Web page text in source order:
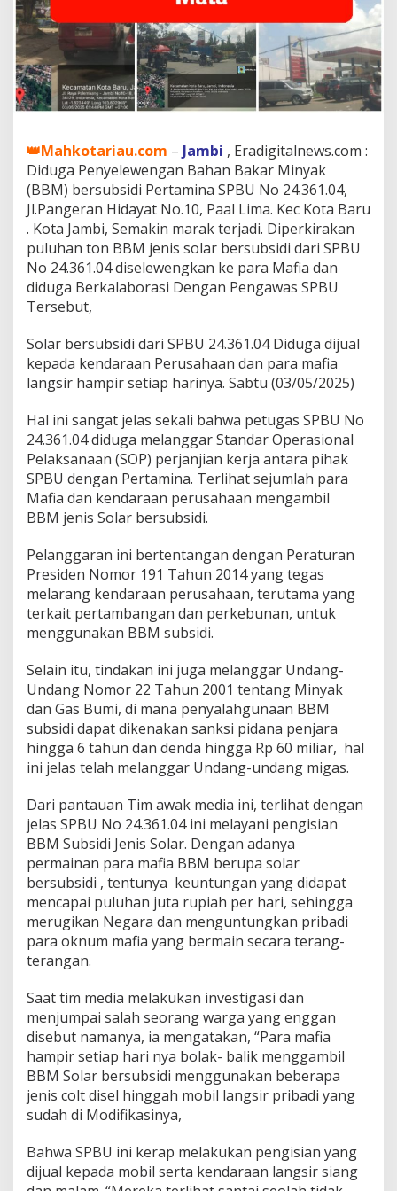
K
o
t
a
J
a
m
i
D
i
d
u
g
a
e
r
l
a
b
o
a
s
d
e
n
g
M
f
i
a
B
M
b
e
r
s
u
d
i
d
i
,
P
T
P
e
r
t
i
a
P
a
t
r
a
N
a
g
a
👑Mahkotariau.com – Jambi , Eradigitalnews.com :
Diduga Penyelewengan Bahan Bakar Minyak
(BBM) bersubsidi Pertamina SPBU No 24.361.04,
Jl.Pangeran Hidayat No.10, Paal Lima. Kec Kota Baru
. Kota Jambi, Semakin marak terjadi. Diperkirakan
puluhan ton BBM jenis solar bersubsidi dari SPBU
No 24.361.04 diselewengkan ke para Mafia dan
diduga Berkalaborasi Dengan Pengawas SPBU
Tersebut,
Solar bersubsidi dari SPBU 24.361.04 Diduga dijual
kepada kendaraan Perusahaan dan para mafia
langsir hampir setiap harinya. Sabtu (03/05/2025)
Hal ini sangat jelas sekali bahwa petugas SPBU No
24.361.04 diduga melanggar Standar Operasional
Pelaksanaan (SOP) perjanjian kerja antara pihak
SPBU dengan Pertamina. Terlihat sejumlah para
Mafia dan kendaraan perusahaan mengambil
BBM jenis Solar bersubsidi.
Pelanggaran ini bertentangan dengan Peraturan
Presiden Nomor 191 Tahun 2014 yang tegas
melarang kendaraan perusahaan, terutama yang
terkait pertambangan dan perkebunan, untuk
menggunakan BBM subsidi.
Selain itu, tindakan ini juga melanggar Undang-
Undang Nomor 22 Tahun 2001 tentang Minyak
dan Gas Bumi, di mana penyalahgunaan BBM
subsidi dapat dikenakan sanksi pidana penjara
hingga 6 tahun dan denda hingga Rp 60 miliar​, hal
ini jelas telah melanggar Undang-undang migas.
Dari pantauan Tim awak media ini, terlihat dengan
jelas SPBU No 24.361.04 ini melayani pengisian
BBM Subsidi Jenis Solar. Dengan adanya
permainan para mafia BBM berupa solar
bersubsidi , tentunya keuntungan yang didapat
mencapai puluhan juta rupiah per hari, sehingga
merugikan Negara dan menguntungkan pribadi
para oknum mafia yang bermain secara terang-
terangan.
Saat tim media melakukan investigasi dan
menjumpai salah seorang warga yang enggan
disebut namanya, ia mengatakan, “Para mafia
hampir setiap hari nya bolak- balik menggambil
BBM Solar bersubsidi menggunakan beberapa
jenis colt disel hinggah mobil langsir pribadi yang
sudah di Modifikasinya,
Bahwa SPBU ini kerap melakukan pengisian yang
dijual kepada mobil serta kendaraan langsir siang